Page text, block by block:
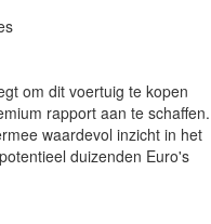
om dit voertuig te kopen
rapport aan te schaffen.
waardevol inzicht in het
duizenden Euro's